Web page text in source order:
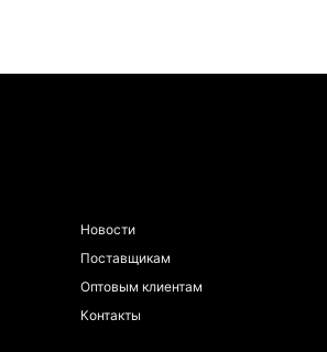
Новости
Поставщикам
Оптовым клиентам
Контакты